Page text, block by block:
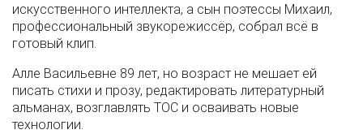
искусственного интеллекта, а сын поэтессы Михаил,
профессиональный звукорежиссёр, собрал всё в
готовый клип.
Алле Васильевне 89 лет, но возраст не мешает ей
писать стихи и прозу, редактировать литературный
альманах, возглавлять ТОС и осваивать новые
технологии.